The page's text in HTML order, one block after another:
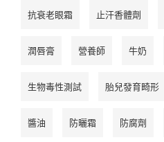
抗衰老眼霜 止汗香體劑
潤唇膏 營養師 牛奶
生物毒性測試 胎兒發育畸形
醬油 防曬霜 防腐劑